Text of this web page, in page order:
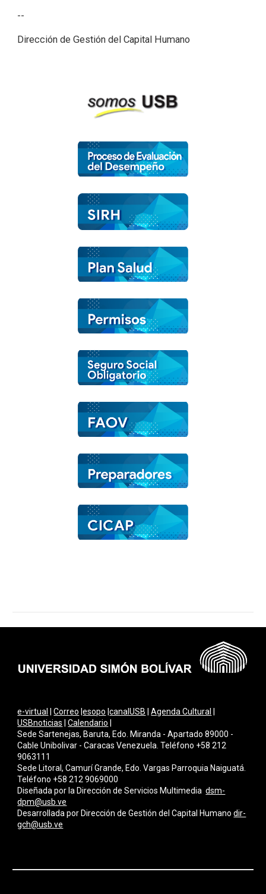
--
Dirección de Gestión del Capital Humano
e-virtual |Correo |esopo |canalUSB |Agenda Cultural
USBnoticias |Calendario
Sede Sartenejas, Baruta, Edo. Miranda - Apartado 89000 -
Cable Unibolivar - Caracas Venezuela. Teléfono +58 212
9063111
Sede Litoral, Camurí Grande, Edo. Vargas Parroquia Naiguatá.
Teléfono +58 212 9069000
Diseñada por la Dirección de Servicios Multimediadsm-
dpm@usb.ve
Desarrollada por Dirección de Gestión del Capital Humano dir-
gch@usb.ve